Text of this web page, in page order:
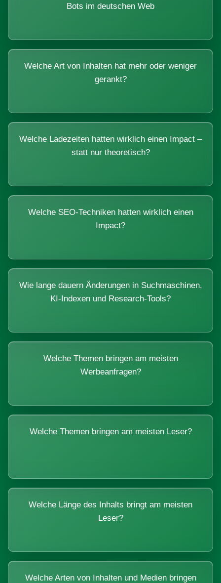
Bots im deutschen Web
Welche Art von Inhalten hat mehr oder weniger
gerankt?
Welche Ladezeiten hatten wirklich einen Impact –
statt nur theoretisch?
Welche SEO-Techniken hatten wirklich einen
Impact?
Wie lange dauern Änderungen in Suchmaschinen,
KI-Indexen und Research-Tools?
Welche Themen bringen am meisten
Werbeanfragen?
Welche Themen bringen am meisten Leser?
Welche Länge des Inhalts bringt am meisten
Leser?
Welche Arten von Inhalten und Medien bringen